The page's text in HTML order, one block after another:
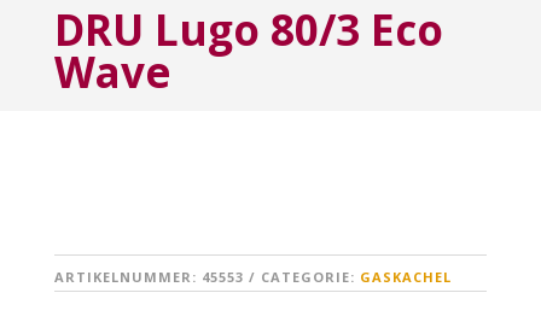
DRU Lugo 80/3 Eco
Wave
ARTIKELNUMMER: 45553 CATEGORIE: GASKACHEL